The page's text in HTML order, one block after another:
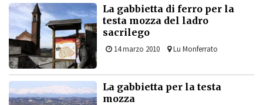
La gabbietta di ferro per la
testa mozza del ladro
sacrilego
14 marzo 2010 Lu Monferrato
La gabbietta per la testa
mozza